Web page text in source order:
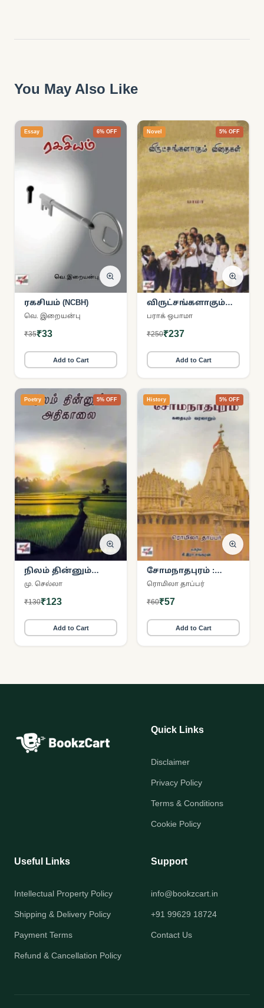
You May Also Like
Essay 6% OFF
ரகசியம் (NCBH)
வெ. இறையன்பு
₹35₹33
Add to Cart
Novel 5% OFF
விருட்சங்களாகும்
விதைகள்
பராக் ஒபாமா
₹250₹237
Add to Cart
Poetry 5% OFF
நிலம் தின்னும்
அதிகாலை
மு. செல்லா
₹130₹123
Add to Cart
History 5% OFF
சோமநாதபுரம் :
கதையும் வரலாறும்
ரொமிலா தாப்பர்
₹60₹57
Add to Cart
Quick Links
Disclaimer
Privacy Policy
Terms & Conditions
Cookie Policy
Useful Links
Intellectual Property Policy
Shipping & Delivery Policy
Payment Terms
Refund & Cancellation Policy
Support
info@bookzcart.in
+91 99629 18724
Contact Us